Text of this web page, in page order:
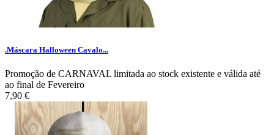
.Máscara Halloween Cavalo...
Promoção de CARNAVAL limitada ao stock existente e válida até
ao final de Fevereiro
7,90 €